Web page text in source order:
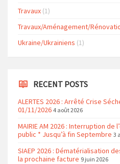
Travaux (1)
Travaux/Aménagement/
Ukraine/Ukrainiens (1)
RECENT POSTS
ALERTES 2026 : Arrêté Crise
01/11/2026 4 août 2026
MAIRIE AM 2026 : Interruption de
public * Jusqu’à fin Septembre 3
SIAEP 2026 : Dématérialisation
la prochaine facture 9 juin 2026